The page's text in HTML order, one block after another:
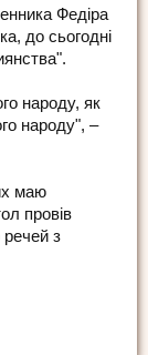
Федіра
до сьогодні
народу, як
народу", –
маю
провів
речей з